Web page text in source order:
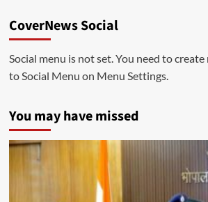
CoverNews Social
Social menu is not set. You need to
to Social Menu on Menu Settings.
You may have missed